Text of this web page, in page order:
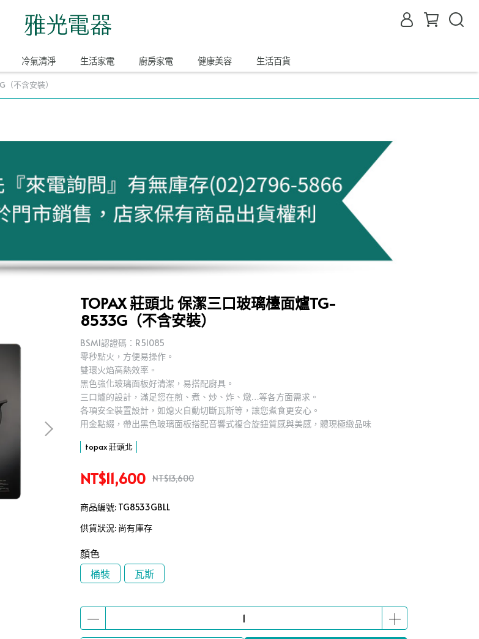
冷氣清淨 生活家電 廚房家電 健康美容 生活百貨
不含安裝）
TOPAX 莊頭北 保潔三口玻璃檯面爐TG-
8533G（不含安裝）
BSMI認證碼：R51085
零秒點火，方便易操作。
雙環火焰高熱效率。
黑色強化玻璃面板好清潔，易搭配廚具。
三口爐的設計，滿足您在煎、煮、炒、炸、燉…等各方面需求。
各項安全裝置設計，如熄火自動切斷瓦斯等，讓您煮食更安心。
用金點綴，帶出黑色玻璃面板搭配音響式複合旋鈕質感與美感，體現極緻品味
topax 莊頭北
NT$11,600 NT$13,600
商品編號: TG8533GBLL
供貨狀況: 尚有庫存
顏色
桶裝
瓦斯